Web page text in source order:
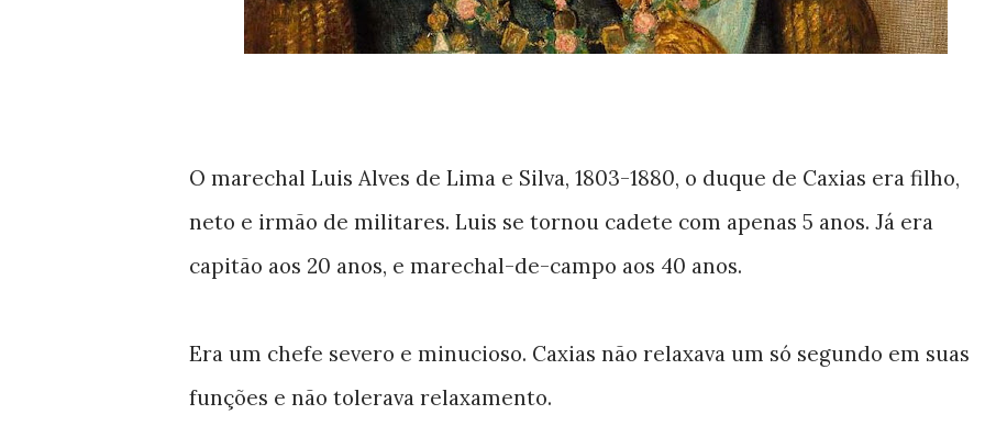
O marechal Luis Alves de Lima e Silva, 1803-1880, o duque de Caxias era filho,
neto e irmão de militares. Luis se tornou cadete com apenas 5 anos. Já era
capitão aos 20 anos, e marechal-de-campo aos 40 anos.
Era um chefe severo e minucioso. Caxias não relaxava um só segundo em suas
funções e não tolerava relaxamento.